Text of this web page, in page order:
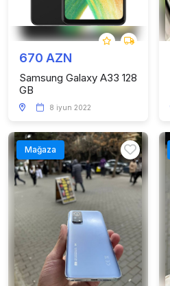
670 AZN
Samsung Galaxy A33 128
GB
8 iyun 2022
Mağaza